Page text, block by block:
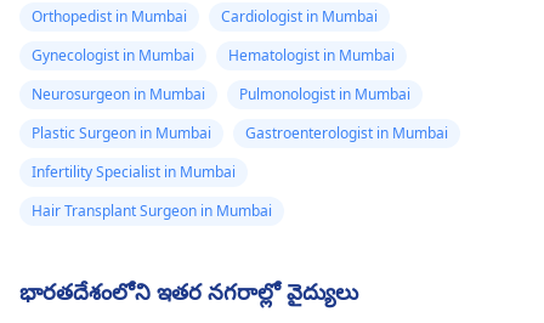
సంరక్షణ కోసం రండి.
సంప్రదించండి.
మచ్చల కోసం మీ చిగుళ్ళను
తనిఖీ చేయండి.
Orthopedist in Mumbai
Cardiologist in Mumbai
Gynecologist in Mumbai
Hematologist in Mumbai
Neurosurgeon in Mumbai
Pulmonologist in Mumbai
Plastic Surgeon in Mumbai
Gastroenterologist in Mumbai
Infertility Specialist in Mumbai
Hair Transplant Surgeon in Mumbai
భారతదేశంలోని ఇతర నగరాల్లో వైద్యులు